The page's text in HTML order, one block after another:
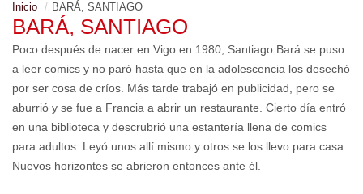
Inicio BARÁ, SANTIAGO
BARÁ, SANTIAGO
Poco después de nacer en Vigo en 1980, Santiago Bará se puso
a leer comics y no paró hasta que en la adolescencia los desechó
por ser cosa de críos. Más tarde trabajó en publicidad, pero se
aburrió y se fue a Francia a abrir un restaurante. Cierto día entró
en una biblioteca y descrubrió una estantería llena de comics
para adultos. Leyó unos allí mismo y otros se los llevo para casa.
Nuevos horizontes se abrieron entonces ante él.